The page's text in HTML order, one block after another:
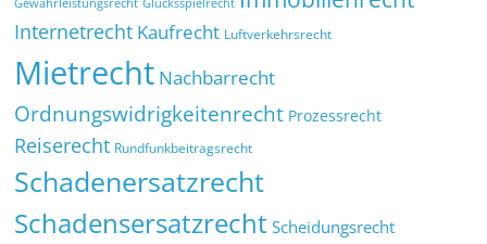
Gewährleistungsrecht
Internetrecht Kaufrecht Luftverkehrsrecht
Mietrecht Nachbarrecht
Ordnungswidrigkeitenrecht Prozessrecht
Reiserecht Rundfunkbeitragsrecht
Schadenersatzrecht
Schadensersatzrecht Scheidungsrecht